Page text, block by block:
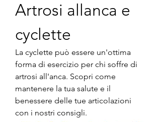
Artrosi allanca e
cyclette
La cyclette può essere un'ottima
forma di esercizio per chi soffre di
artrosi all'anca. Scopri come
mantenere la tua salute e il
benessere delle tue articolazioni
con i nostri consigli.